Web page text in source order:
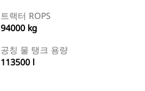
트랙터 ROPS
94000 kg
공칭 물 탱크 용량
113500 l